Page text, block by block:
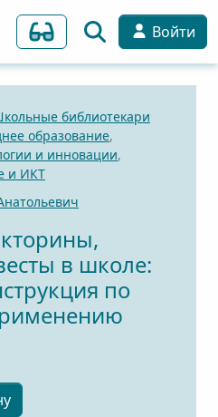
Войти
библиотекари
образование,
и инновации,
и ИКТ
в школе:
по